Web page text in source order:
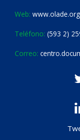
Web: www.olade.org
Teléfono: (593 2)
Correo: